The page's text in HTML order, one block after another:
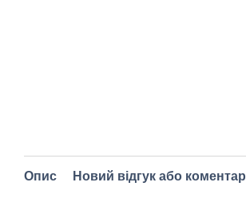
Опис Новий відгук або коментар